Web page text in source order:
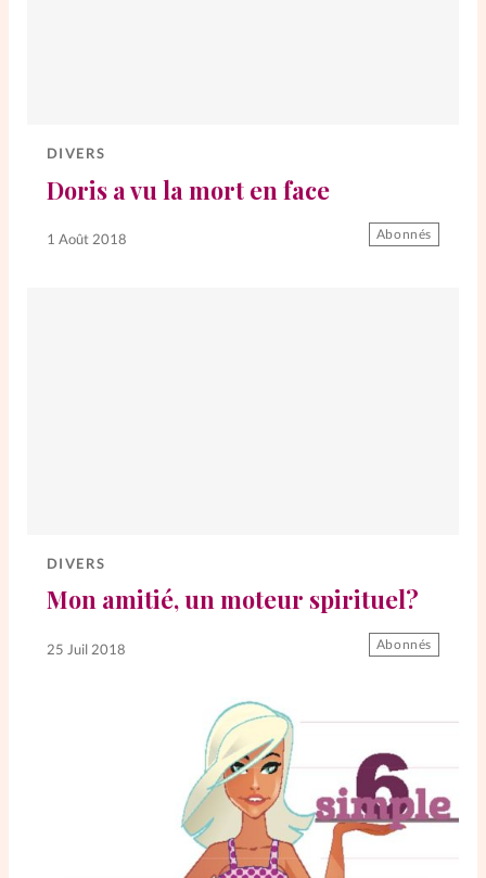
DIVERS
Doris a vu la mort en face
1 Août 2018 Abonnés
DIVERS
Mon amitié, un moteur spirituel?
25 Juil 2018 Abonnés